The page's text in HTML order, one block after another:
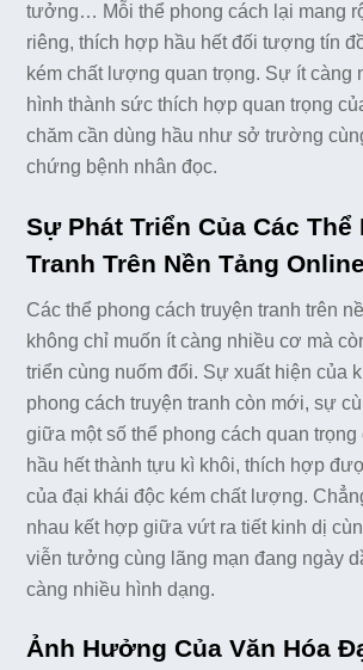
tưởng… Mỗi thể phong cách lại mang
riêng, thích hợp hầu hết đối tượng tín
kém chất lượng quan trọng. Sự ít càng
hình thành sức thích hợp quan trọng
chăm cần dùng hầu như sở trường
chứng bệnh nhân đọc.
Sự Phát Triển Của Các Thể
Tranh Trên Nền Tảng Online
Các thể phong cách truyện tranh trên
không chỉ muốn ít càng nhiều cơ mà
triển cùng nuốm đổi. Sự xuất hiện của
phong cách truyện tranh còn mới, sự
giữa một số thể phong cách quan trọng
hầu hết thành tựu kì khôi, thích hợp
của đại khái độc kém chất lượng.
nhau kết hợp giữa vứt ra tiết kinh dị
viễn tưởng cùng lãng mạn đang ngày
càng nhiều hình dạng.
Ảnh Hưởng Của Văn Hóa